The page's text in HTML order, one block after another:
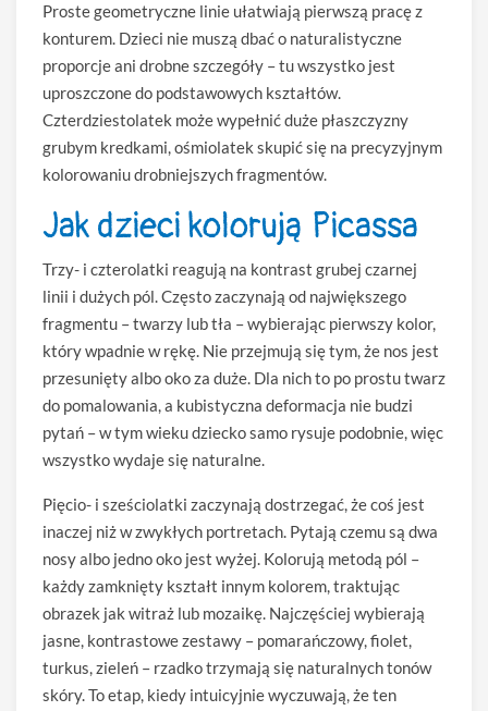
Proste geometryczne linie ułatwiają pierwszą pracę z
konturem. Dzieci nie muszą dbać o naturalistyczne
proporcje ani drobne szczegóły – tu wszystko jest
uproszczone do podstawowych kształtów.
Czterdziestolatek może wypełnić duże płaszczyzny
grubym kredkami, ośmiolatek skupić się na precyzyjnym
kolorowaniu drobniejszych fragmentów.
Jak dzieci kolorują Picassa
Trzy- i czterolatki reagują na kontrast grubej czarnej
linii i dużych pól. Często zaczynają od największego
fragmentu – twarzy lub tła – wybierając pierwszy kolor,
który wpadnie w rękę. Nie przejmują się tym, że nos jest
przesunięty albo oko za duże. Dla nich to po prostu twarz
do pomalowania, a kubistyczna deformacja nie budzi
pytań – w tym wieku dziecko samo rysuje podobnie, więc
wszystko wydaje się naturalne.
Pięcio- i sześciolatki zaczynają dostrzegać, że coś jest
inaczej niż w zwykłych portretach. Pytają czemu są dwa
nosy albo jedno oko jest wyżej. Kolorują metodą pól –
każdy zamknięty kształt innym kolorem, traktując
obrazek jak witraż lub mozaikę. Najczęściej wybierają
jasne, kontrastowe zestawy – pomarańczowy, fiolet,
turkus, zieleń – rzadko trzymają się naturalnych tonów
skóry. To etap, kiedy intuicyjnie wyczuwają, że ten